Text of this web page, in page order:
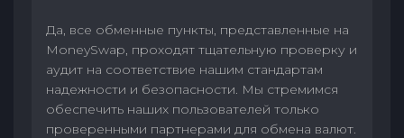
Да, все обменные пункты, представленные на
MoneySwap, проходят тщательную проверку и
аудит на соответствие нашим стандартам
надежности и безопасности. Мы стремимся
обеспечить наших пользователей только
проверенными партнерами для обмена валют.